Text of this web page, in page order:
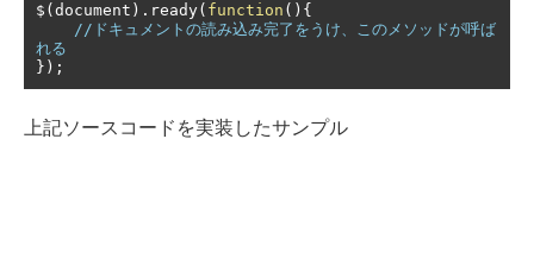
$ ( document ). ready( function (){
//ドキュメントの読み込み完了をうけ、このメソッドが呼ば
れる
});
上記ソースコードを実装したサンプル